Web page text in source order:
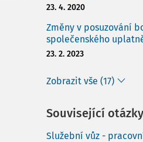
23. 4. 2020
Změny v posuzování
společenského
23. 2. 2023
Zobrazit vše (17)
Související
Služební vůz -